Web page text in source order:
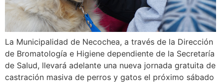
La Municipalidad de Necochea, a través de la Dirección
de Bromatología e Higiene dependiente de la Secretaría
de Salud, llevará adelante una nueva jornada gratuita de
castración masiva de perros y gatos el próximo sábado